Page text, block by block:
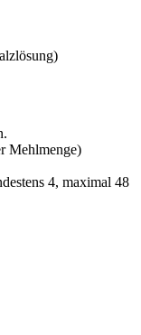
Mehlmenge)
4, maximal 48